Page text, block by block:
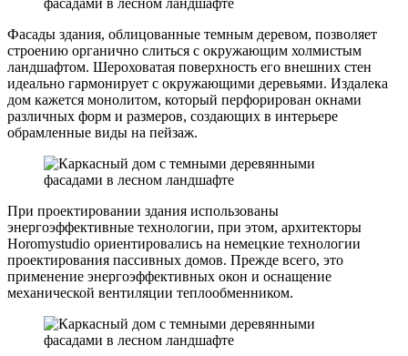
Фасады здания, облицованные темным деревом, позволяет
строению органично слиться с окружающим холмистым
ландшафтом. Шероховатая поверхность его внешних стен
идеально гармонирует с окружающими деревьями. Издалека
дом кажется монолитом, который перфорирован окнами
различных форм и размеров, создающих в интерьере
обрамленные виды на пейзаж.
При проектировании здания использованы
энергоэффективные технологии, при этом, архитекторы
Horomystudio ориентировались на немецкие технологии
проектирования пассивных домов. Прежде всего, это
применение энергоэффективных окон и оснащение
механической вентиляции теплообменником.